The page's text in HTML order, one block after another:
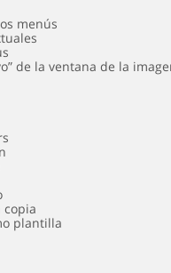
menús
de la ventana de la
copia
plantilla